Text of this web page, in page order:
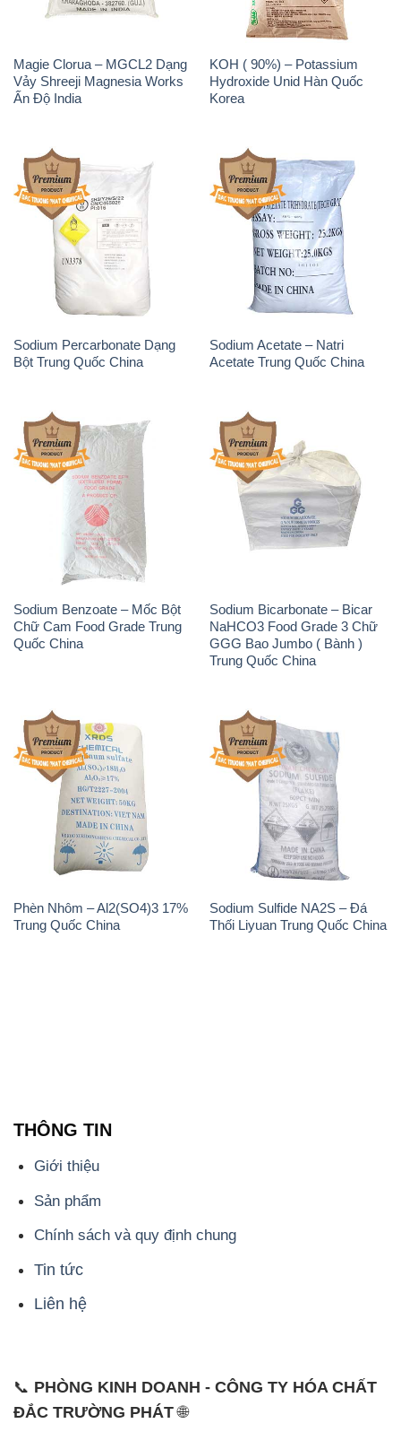
Magie Clorua – MGCL2 Dạng
Vảy Shreeji Magnesia Works
Ấn Độ India
KOH ( 90%) – Potassium
Hydroxide Unid Hàn Quốc
Korea
Sodium Percarbonate Dạng
Bột Trung Quốc China
Sodium Acetate – Natri
Acetate Trung Quốc China
Sodium Benzoate – Mốc Bột
Chữ Cam Food Grade Trung
Quốc China
Sodium Bicarbonate – Bicar
NaHCO3 Food Grade 3 Chữ
GGG Bao Jumbo ( Bành )
Trung Quốc China
Phèn Nhôm – Al2(SO4)3 17%
Trung Quốc China
Sodium Sulfide NA2S – Đá
Thối Liyuan Trung Quốc China
THÔNG TIN
Giới thiệu
Sản phẩm
Chính sách và quy định chung
Tin tức
Liên hệ
📞 PHÒNG KINH DOANH - CÔNG TY HÓA CHẤT
ĐẮC TRƯỜNG PHÁT🌐